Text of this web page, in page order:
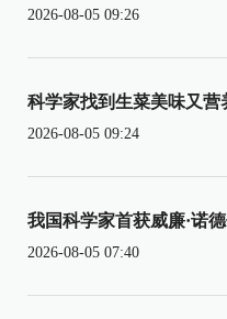
2026-08-05 09:26
科学家找到生菜美味又营
2026-08-05 09:24
我国科学家首获威廉·诺
2026-08-05 07:40